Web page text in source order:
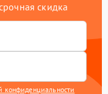
скидка
конфиденциальности